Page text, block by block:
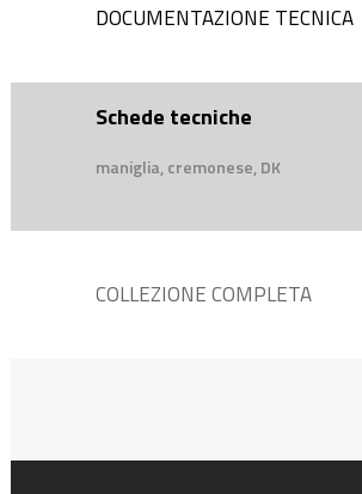
DOCUMENTAZIONE TECNICA
Schede tecniche
maniglia, cremonese, DK
COLLEZIONE COMPLETA